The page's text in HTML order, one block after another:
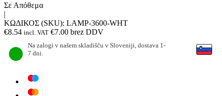
Σε Απόθεμα
|
ΚΩΔΙΚΟΣ (SKU): LAMP-3600-WHT
€8.54 incl. VAT €7.00 brez DDV
Na zalogi v našem skladišču v Sloveniji, dostava 1-
7 dni.